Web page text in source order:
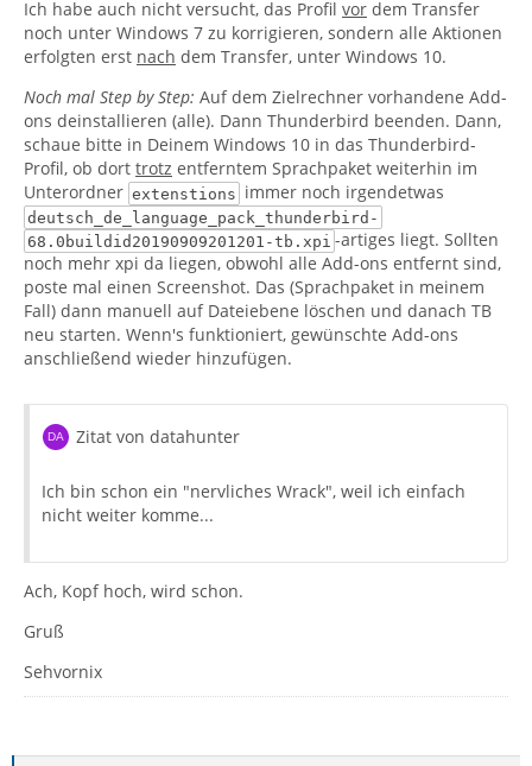
Ich habe auch nicht versucht, das Profil vor dem Transfer
noch unter Windows 7 zu korrigieren, sondern alle Aktionen
erfolgten erst nach dem Transfer, unter Windows 10.
Noch mal Step by Step: Auf dem Zielrechner vorhandene Add-
ons deinstallieren (alle). Dann Thunderbird beenden. Dann,
schaue bitte in Deinem Windows 10 in das Thunderbird-
Profil, ob dort trotz entferntem Sprachpaket weiterhin im
Unterordner extenstions immer noch irgendetwas
deutsch_de_language_pack_thunderbird-
68.0buildid20190909201201-tb.xpi -artiges liegt. Sollten
noch mehr xpi da liegen, obwohl alle Add-ons entfernt sind,
poste mal einen Screenshot. Das (Sprachpaket in meinem
Fall) dann manuell auf Dateiebene löschen und danach TB
neu starten. Wenn's funktioniert, gewünschte Add-ons
anschließend wieder hinzufügen.
Zitat von datahunter
Ich bin schon ein "nervliches Wrack", weil ich einfach
nicht weiter komme...
Ach, Kopf hoch, wird schon.
Gruß
Sehvornix